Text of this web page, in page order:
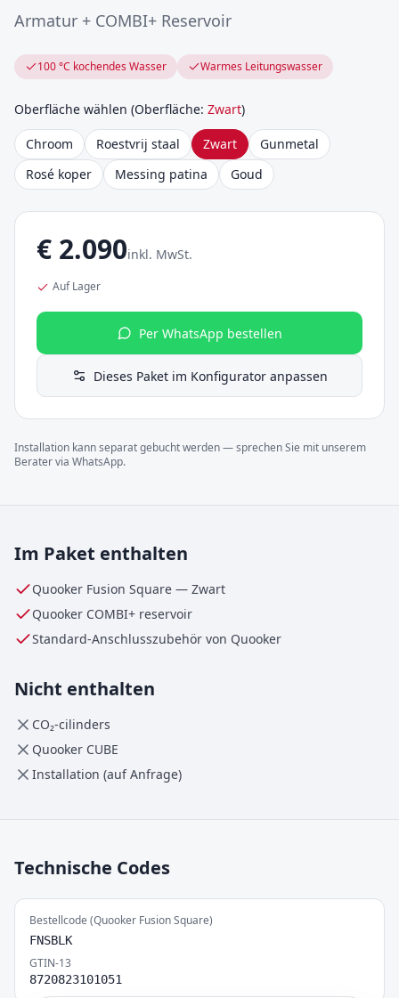
Armatur + COMBI+ Reservoir
100 °C kochendes Wasser Warmes Leitungswasser
Oberfläche wählen (Oberfläche: Zwart)
Chroom Roestvrij staal Zwart
Gunmetal
Rosé koper
Messing patina Goud
€ 2.090inkl. MwSt.
Auf Lager
Per WhatsApp bestellen
Dieses Paket im Konfigurator anpassen
Installation kann separat gebucht werden — sprechen Sie mit unserem
Berater via WhatsApp.
Im Paket enthalten
Quooker Fusion Square — Zwart
Quooker COMBI+ reservoir
Standard-Anschlusszubehör von Quooker
Nicht enthalten
CO₂-cilinders
Quooker CUBE
Installation (auf Anfrage)
Technische Codes
Bestellcode (Quooker Fusion Square)
FNSBLK
GTIN-13
8720823101051